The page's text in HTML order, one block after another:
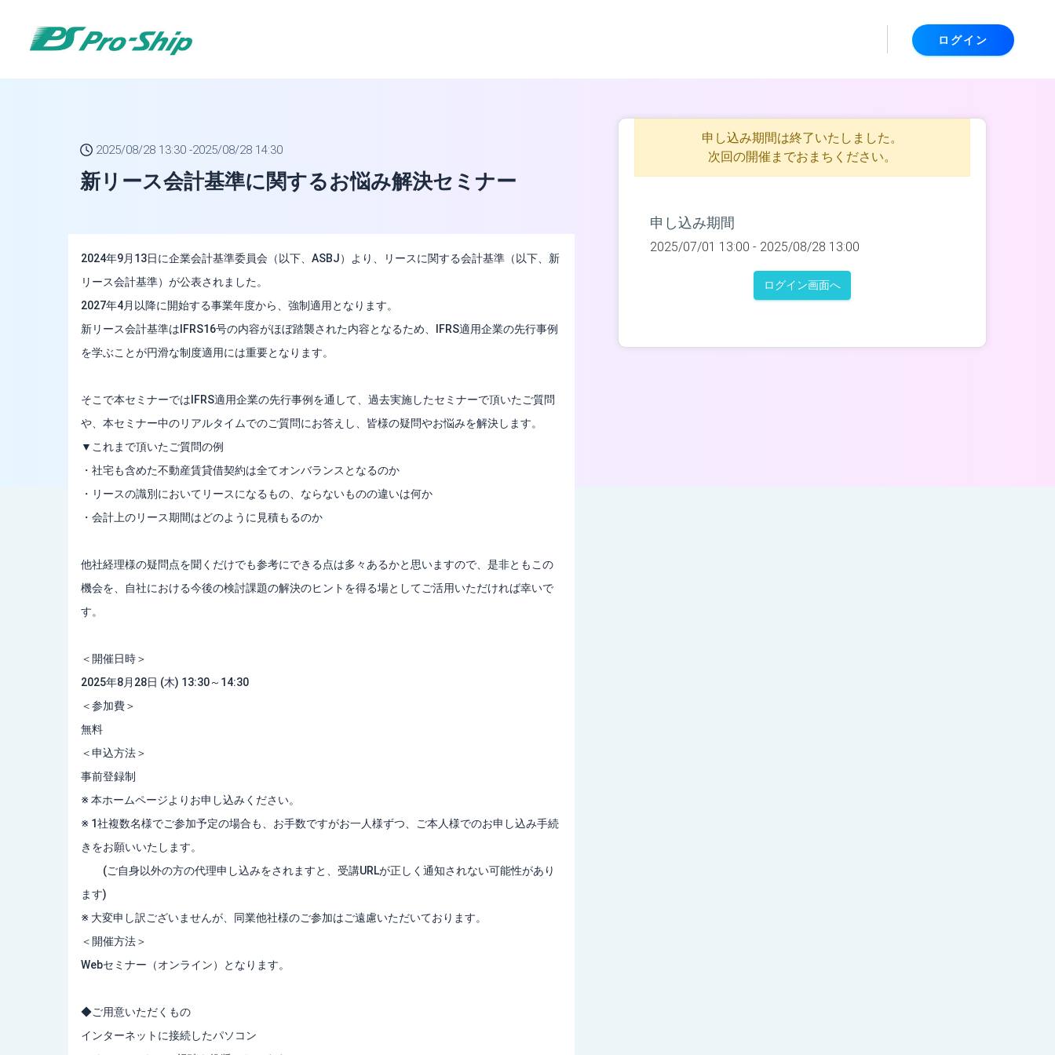
ログイン
2025/08/28 13:30 -2025/08/28 14:30
新リース会計基準に関するお悩み解決セミナー
2024年9月13日に企業会計基準委員会（以下、ASBJ）より、リースに関する会計基準（以下、新
リース会計基準）が公表されました。
2027年4月以降に開始する事業年度から、強制適用となります。
新リース会計基準はIFRS16号の内容がほぼ踏襲された内容となるため、IFRS適用企業の先行事例
を学ぶことが円滑な制度適用には重要となります。
そこで本セミナーではIFRS適用企業の先行事例を通して、過去実施したセミナーで頂いたご質問
や、本セミナー中のリアルタイムでのご質問にお答えし、皆様の疑問やお悩みを解決します。
▼これまで頂いたご質問の例
・社宅も含めた不動産賃貸借契約は全てオンバランスとなるのか
・リースの識別においてリースになるもの、ならないものの違いは何か
・会計上のリース期間はどのように見積もるのか
他社経理様の疑問点を聞くだけでも参考にできる点は多々あるかと思いますので、是非ともこの
機会を、自社における今後の検討課題の解決のヒントを得る場としてご活用いただければ幸いで
す。
＜開催日時＞
2025年8月28日 (木) 13:30～14:30
＜参加費＞
無料
＜申込方法＞
事前登録制
※ 本ホームページよりお申し込みください。
※ 1社複数名様でご参加予定の場合も、お手数ですがお一人様ずつ、ご本人様でのお申し込み手続
きをお願いいたします。
(ご自身以外の方の代理申し込みをされますと、受講URLが正しく通知されない可能性があり
ます)
※ 大変申し訳ございませんが、同業他社様のご参加はご遠慮いただいております。
＜開催方法＞
Webセミナー（オンライン）となります。
◆ご用意いただくもの
インターネットに接続したパソコン
申し込み期間は終了いたしました。
次回の開催までおまちください。
申し込み期間
2025/07/01 13:00 - 2025/08/28 13:00
ログイン画面へ